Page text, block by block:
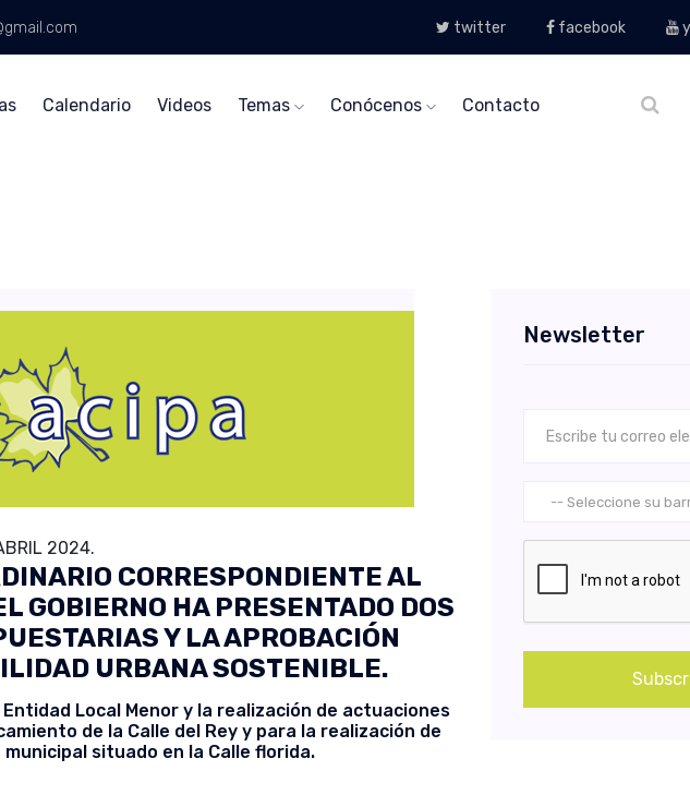
twitter facebook
Calendario Videos Temas Conócenos Contacto
2024.
CORRESPONDIENTE AL
GOBIERNO HA PRESENTADO DOS
Y LA APROBACIÓN
URBANA SOSTENIBLE.
Local Menor y la realización de actuaciones
de la Calle del Rey y para la realización de
situado en la Calle florida.
Newsletter